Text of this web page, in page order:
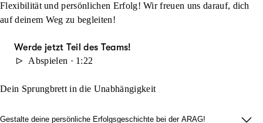
Flexibilität und persönlichen Erfolg! Wir freuen uns darauf, dich
auf deinem Weg zu begleiten!
Werde jetzt Teil des Teams!
Abspielen · 1:22
Dein Sprungbrett in die Unabhängigkeit
Gestalte deine persönliche Erfolgsgeschichte bei der ARAG!